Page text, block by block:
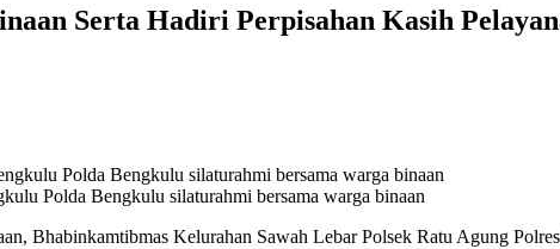
Serta Hadiri Perpisahan Kasih
Polda Bengkulu silaturahmi bersama warga binaan
Bhabinkamtibmas Kelurahan Sawah Lebar Polsek Ratu Agung